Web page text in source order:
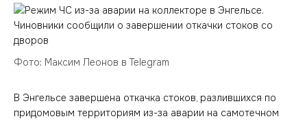
Фото: Максим Леонов в Telegram
В Энгельсе завершена откачка стоков, разлившихся по
придомовым территориям из-за аварии на самотечном